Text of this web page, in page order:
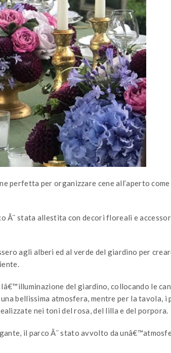
perfetta per organizzare cene all’aperto
Ã¨ stata allestita con decori floreali e
agli alberi ed al verde del giardino per
del giardino, collocando le
bellissima atmosfera, mentre per la tavola, i
nei toni del rosa, del lilla e del porpora.
il parco Ã¨ stato avvolto da